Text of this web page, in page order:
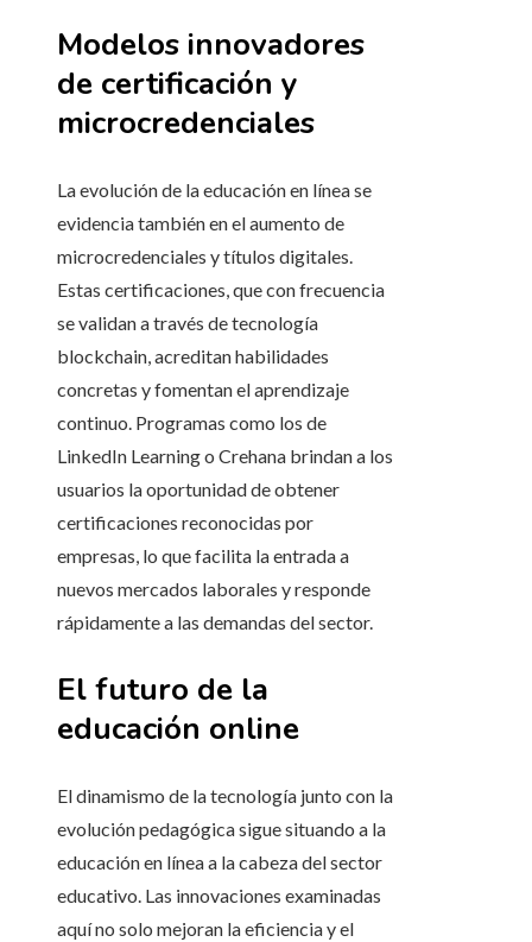
Modelos innovadores
de certificación y
microcredenciales
La evolución de la educación en línea se
evidencia también en el aumento de
microcredenciales y títulos digitales.
Estas certificaciones, que con frecuencia
se validan a través de tecnología
blockchain, acreditan habilidades
concretas y fomentan el aprendizaje
continuo. Programas como los de
LinkedIn Learning o Crehana brindan a los
usuarios la oportunidad de obtener
certificaciones reconocidas por
empresas, lo que facilita la entrada a
nuevos mercados laborales y responde
rápidamente a las demandas del sector.
El futuro de la
educación online
El dinamismo de la tecnología junto con la
evolución pedagógica sigue situando a la
educación en línea a la cabeza del sector
educativo. Las innovaciones examinadas
aquí no solo mejoran la eficiencia y el